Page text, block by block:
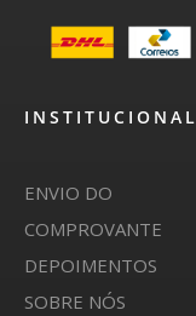
INSTITUCIONAL
ENVIO DO
COMPROVANTE
DEPOIMENTOS
SOBRE NÓS